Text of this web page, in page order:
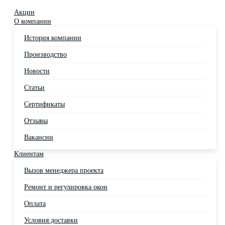
Акции
О компании
История компании
Производство
Новости
Статьи
Сертификаты
Отзывы
Вакансии
Клиентам
Вызов менеджера проекта
Ремонт и регулировка окон
Оплата
Условия доставки